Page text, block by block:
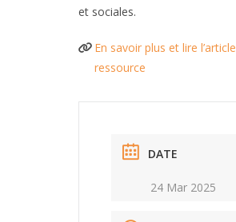
et sociales.
En savoir plus et lire l’article
ressource
DATE
24 Mar 2025